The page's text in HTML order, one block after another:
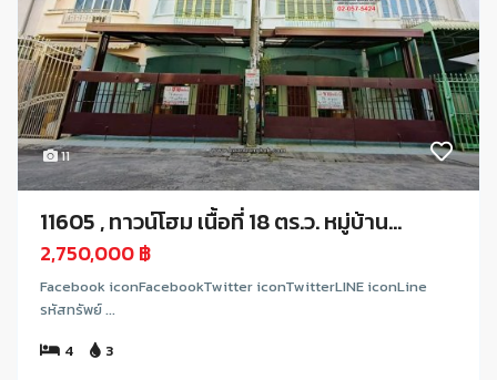
11
11605 , ทาวน์โฮม เนื้อที่ 18 ตร.ว. หมู่บ้าน...
2,750,000 ฿
Facebook iconFacebookTwitter iconTwitterLINE iconLine
รหัสทรัพย์ ...
4
3